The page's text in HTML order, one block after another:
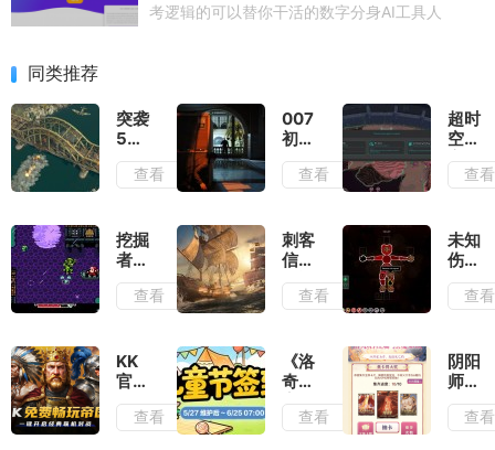
考逻辑的可以替你干活的数字分身AI工具人
同类推荐
突袭
5测
评：
除了
优点
可言
查看
007
初露
锋芒
准则
就是
不意
查看
超时
空地
牢测
评：
间穿
梭找
适的
位置
查看
挖掘
者米
娜测
评：
复古
滤镜
查看
刺客
信条
黑旗
记忆
评：
大体
玩法
不变
的情
查看
未知
伤亡
测
评：
经是
拼尽
查看
KK
官方
对战
平台
查看
《洛
奇》
童趣
查看
阴阳
师
“拾
光启
查看